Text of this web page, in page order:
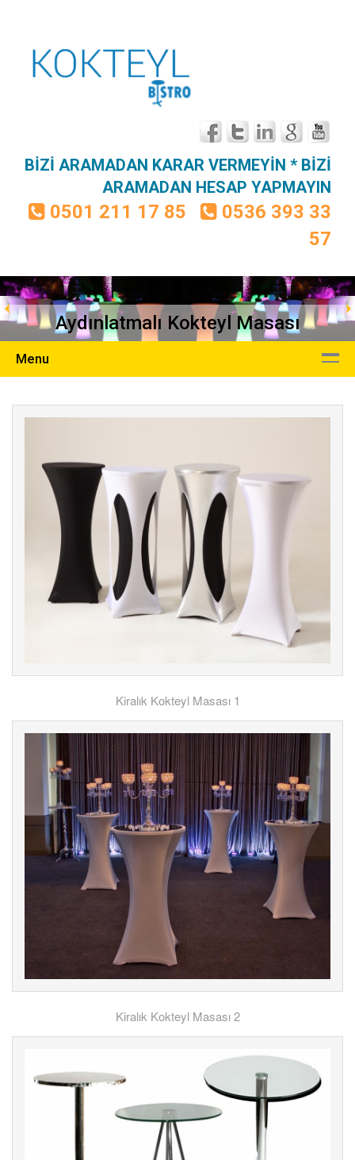
BİZİ ARAMADAN KARAR VERMEYİN * BİZİ
ARAMADAN HESAP YAPMAYIN
0501 211 17 85
0536 393 33
57
Aydınlatmalı Kokteyl Masası
Menu
Kiralık Kokteyl Masası 1
Kiralık Kokteyl Masası 2